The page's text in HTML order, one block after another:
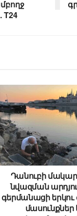
Դանուբի
նվազման
գերմանացի երկու
մասունքներ